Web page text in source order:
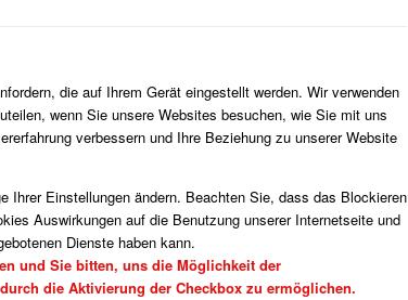
die auf Ihrem Gerät eingestellt werden. Wir verwenden
wenn Sie unsere Websites besuchen, wie Sie mit uns
verbessern und Ihre Beziehung zu unserer Website
Ihrer Einstellungen ändern. Beachten Sie, dass das Blockieren
Auswirkungen auf die Benutzung unserer Internetseite und
Dienste haben kann.
und Sie bitten, uns die Möglichkeit der
die Aktivierung der Checkbox zu ermöglichen.
Historisches Fechten
Laufen
Partner
Turnen
Verein
Verein Allgemein
Vorstand und Ausschuss